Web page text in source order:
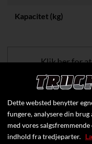
Kapacitet (kg)
Klik her for
Dette websted benytter
fungere, analysere din
med vores
indhold fra tredjeparter.